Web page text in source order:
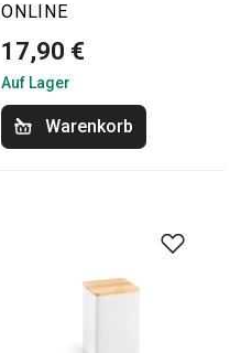
ONLINE
17,90 €
Auf Lager
Warenkorb